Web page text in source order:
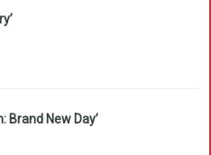
Brand New Day’